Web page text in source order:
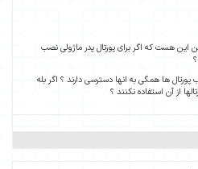
این هست که اگر برای پورتال پدر ماژولی نصب
پورتال ها همگی به انها دسترسی دارند ؟ اگر بله
از آن استفاده نکنند ؟